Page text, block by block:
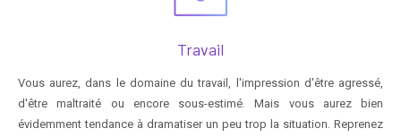
Travail
Vous aurez, dans le domaine du travail, l'impression d'être agressé,
d'être maltraité ou encore sous-estimé. Mais vous aurez bien
évidemment tendance à dramatiser un peu trop la situation. Reprenez